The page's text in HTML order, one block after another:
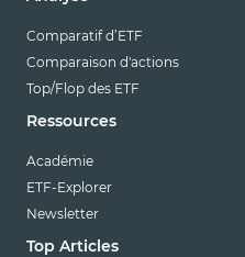
Comparatif d’ETF
Comparaison d'actions
Top/Flop des ETF
Ressources
Académie
ETF-Explorer
Newsletter
Top Articles